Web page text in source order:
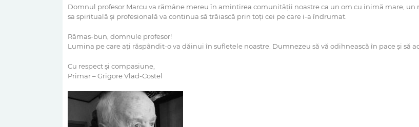
Domnul profesor Marcu va rămâne mereu în amintirea comunității noastre ca un om cu inimă mare,
sa spirituală și profesională va continua să trăiască prin toți cei pe care i-a îndrumat.
Rămas-bun, domnule profesor!
Lumina pe care ați răspândit-o va dăinui în sufletele noastre. Dumnezeu să vă odihnească în pace și să
Cu respect și compasiune,
Primar – Grigore Vlad-Costel